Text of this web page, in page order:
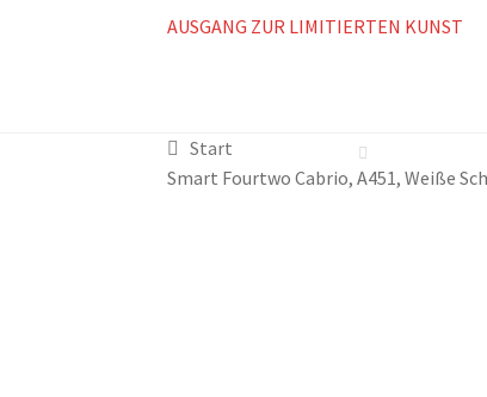
AUSGANG ZUR LIMITIERTEN KUNST
Start
Smart Fourtwo Cabrio, A451, Weiße